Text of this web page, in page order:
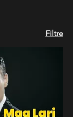
Filtre